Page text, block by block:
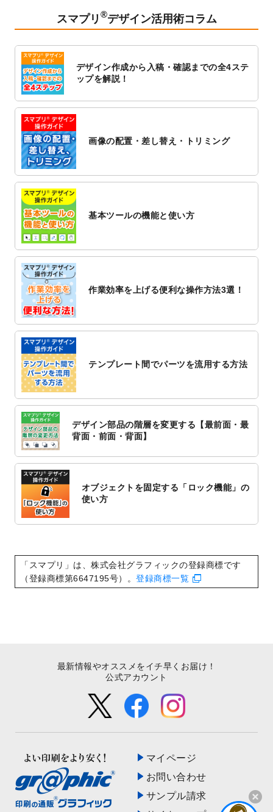
追加しました。
2023/1/13
4月始まりのカレンダーデザインテンプレー
2023/1/5
スタンプカードのデザインテンプレート
追加しました。
2022/12/26
止のお知らせ
2022/12/16
トを公開いたしました。
2022/12/1
2022/11/25
【新商品】封筒が作成できるようになりま
2022/11/25
【新商品】クリアファイルが作成できるよ
2022/11/4
しました。
2022/10/26
レートを追加しました。
2022/10/26
追加しました。
2022/10/20
2022/10/14
年賀ポスターのデザインテンプレートを公
2022/10/6
チラシ作成からポスティング配布注文まで
2022/10/1
2023年版1月始まりのカレンダーデザイン
2022/9/21
コンサートのチラシデザインテンプレート
2022/9/5
年賀状のデザインテンプレート
2022/9/5
喪中はがきのデザインテンプレートを公開
2022/8/24
印刷用データの解像度
を引き上げまし
た！
スマプリ ®デザイン活用術コラム
デザイン作成から入稿・確認までの全4ステ
ップを解説！
画像の配置・差し替え・トリミング
基本ツールの機能と使い方
作業効率を上げる便利な操作方法3選！
テンプレート間でパーツを流用する方法
デザイン部品の階層を変更する【最前面・最
背面・前面・背面】
オブジェクトを固定する「ロック機能」の
使い方
「スマプリ」は、株式会社グラフィックの登録商標です
（登録商標第6647195号）。 登録商標一覧
マイページ
お問い合わせ
サンプル請求
最新情報やオススメをイチ早くお届け！
公式アカウント